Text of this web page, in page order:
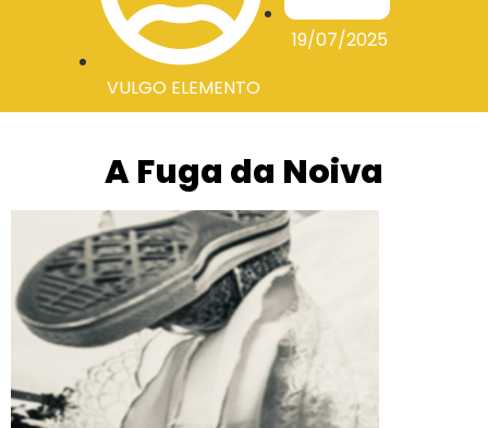
VULGO ELEMENTO
19/07/2025
A Fuga da Noiva